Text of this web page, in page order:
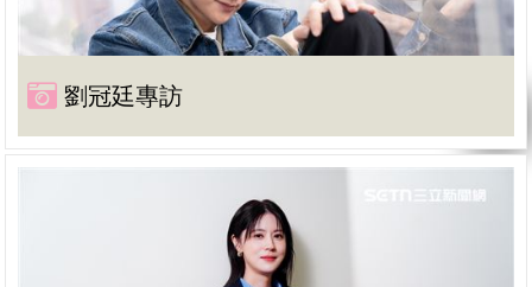
劉冠廷專訪